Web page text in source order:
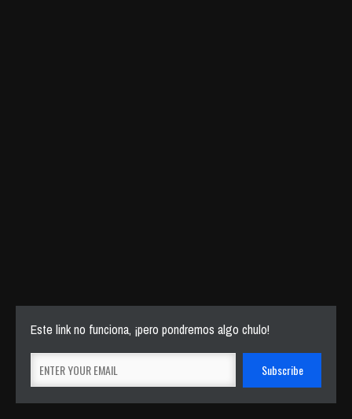
Este link no funciona, ¡pero pondremos algo chulo!